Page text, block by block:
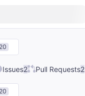
20
Issues2 Pull Requests2
20